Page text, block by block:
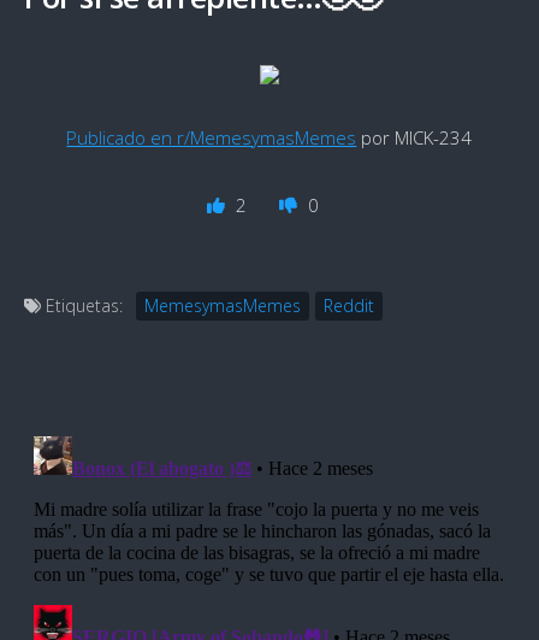
Publicado en r/MemesymasMemes por MICK-234
2 0
Etiquetas: MemesymasMemes Reddit